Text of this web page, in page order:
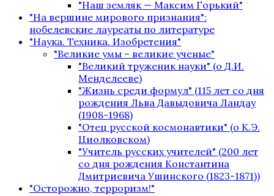
"Наш земляк — Максим Горький"
"На вершине мирового признания":
нобелевские лауреаты по литературе
"Наука. Техника. Изобретения"
"Великие умы – великие ученые"
"Великий труженик науки" (о Д.И.
Менделееве)
"Жизнь среди формул" (115 лет со дня
рождения Льва Давыдовича Ландау
(1908-1968)
"Отец русской космонавтики" (о К.Э.
Циолковском)
"Учитель русских учителей" (200 лет
со дня рождения Константина
Дмитриевича Ушинского (1823-1871))
"Осторожно, терроризм!"